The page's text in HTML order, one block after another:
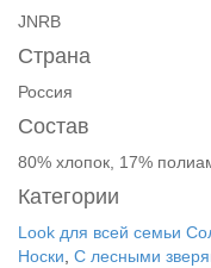
JNRB
Страна
Россия
Состав
80% хлопок, 17%
Категории
Look для всей семьи
Носки С лесными